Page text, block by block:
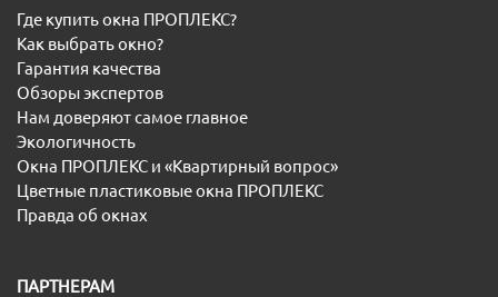
Где купить окна ПРОПЛЕКС?
Как выбрать окно?
Гарантия качества
Обзоры экспертов
Нам доверяют самое главное
Экологичность
Окна ПРОПЛЕКС и «Квартирный вопрос»
Цветные пластиковые окна ПРОПЛЕКС
Правда об окнах
ПАРТНЕРАМ